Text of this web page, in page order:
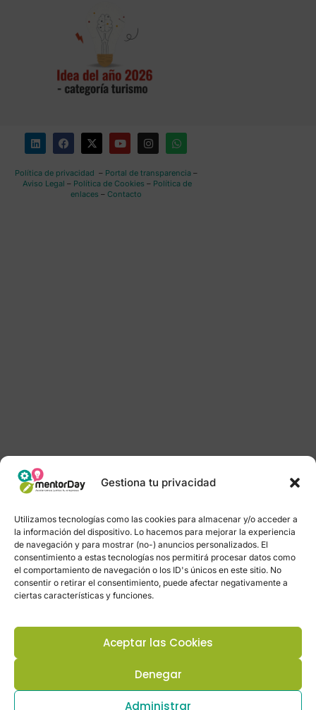
Gestiona tu privacidad
Utilizamos tecnologías como las cookies para almacenar y/o acceder a
la información del dispositivo. Lo hacemos para mejorar la experiencia
de navegación y para mostrar (no-) anuncios personalizados. El
consentimiento a estas tecnologías nos permitirá procesar datos como
el comportamiento de navegación o los ID's únicos en este sitio. No
consentir o retirar el consentimiento, puede afectar negativamente a
ciertas características y funciones.
Aceptar las Cookies
Denegar
Administrar
Política de privacidad – Portal de transparencia–
Aviso Legal – Política de Cookies – Política de
enlaces – Contacto